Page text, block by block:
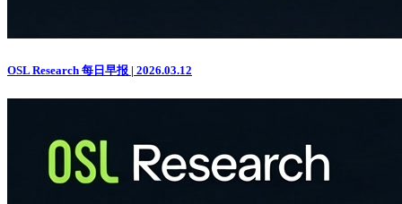
OSL Research 每日早报 | 2026.03.12